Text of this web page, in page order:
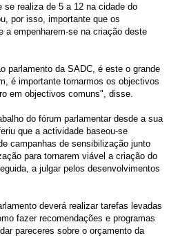
se realiza de 5 a 12 na cidade do
por isso, importante que os
a empenharem-se na criação deste
parlamento da SADC, é este o grande
é importante tornarmos os objectivos
em objectivos comuns", disse.
do fórum parlamentar desde a sua
que a actividade baseou-se
campanhas de sensibilização junto
para tornarem viável a criação do
a julgar pelos desenvolvimentos
deverá realizar tarefas levadas
fazer recomendações e programas
pareceres sobre o orçamento da